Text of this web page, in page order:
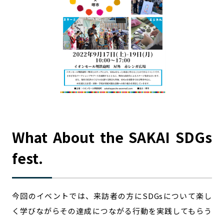
アンバサダー
会社概要
What About the SAKAI SDGs
fest.
今回のイベントでは、来訪者の方にSDGsについて楽し
く学びながらその達成につながる行動を実践してもらう